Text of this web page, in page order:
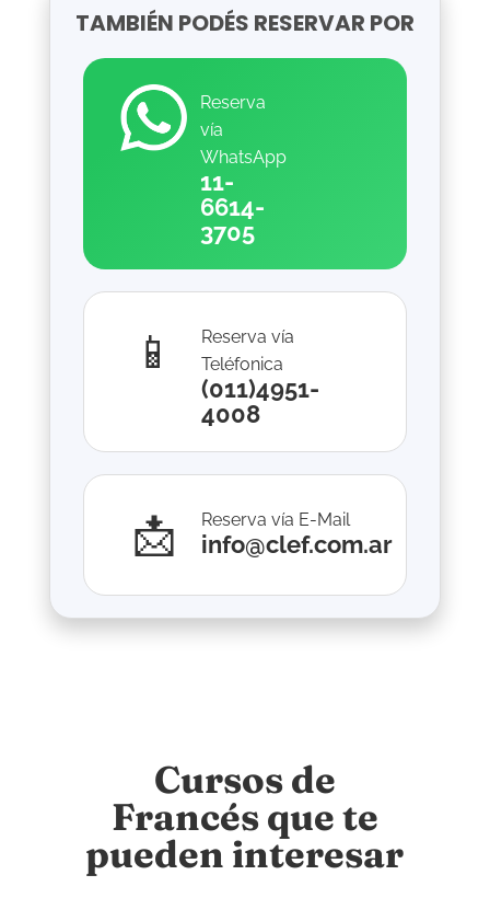
TAMBIÉN PODÉS RESERVAR POR
Reserva
vía
WhatsApp
11-
6614-
3705
📱
Reserva vía
Teléfonica
(011)4951-
4008
📩 Reserva vía E-Mail
info@clef.com.ar
Cursos de
Francés que te
pueden interesar